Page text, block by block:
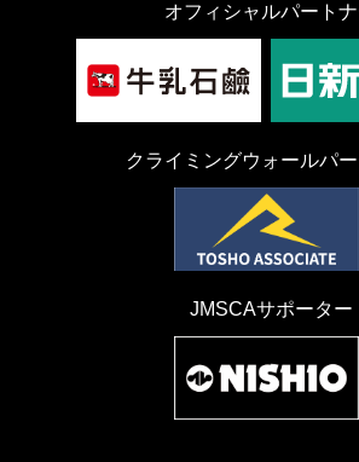
オフィシャルパート
クライミングウォールパ
JMSCAサポーター